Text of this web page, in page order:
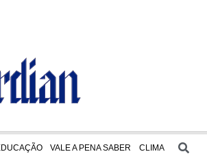
VALE A PENA SABER CLIMA